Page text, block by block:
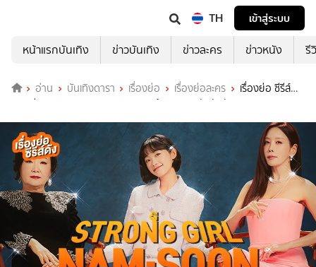
TH
เข้าสู่ระบบ
หน้าแรกบันเทิง
ข่าวบันเทิง ข่าวละคร ข่าวหนัง รี
อ่าน บันเทิงดารา เรื่องย่อ เรื่องย่อละคร
เรื่องย่อ ซีรีส์
เกาหลี Strong Girl Nam-Soon สาวน้อยจอมพลังคังนัมซุน